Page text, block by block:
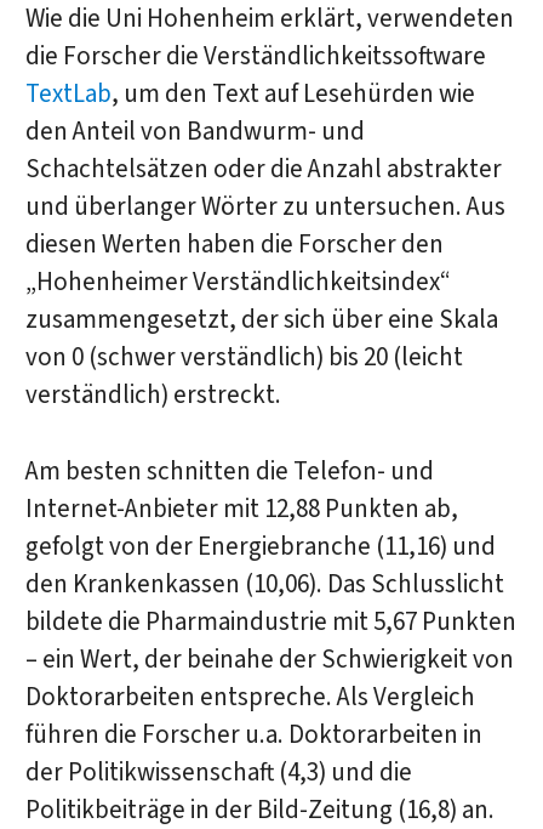
Wie die Uni Hohenheim erklärt, verwendeten
die Forscher die Verständlichkeitssoftware
TextLab, um den Text auf Lesehürden wie
den Anteil von Bandwurm- und
Schachtelsätzen oder die Anzahl abstrakter
und überlanger Wörter zu untersuchen. Aus
diesen Werten haben die Forscher den
„Hohenheimer Verständlichkeitsindex“
zusammengesetzt, der sich über eine Skala
von 0 (schwer verständlich) bis 20 (leicht
verständlich) erstreckt.
Am besten schnitten die Telefon- und
Internet-Anbieter mit 12,88 Punkten ab,
gefolgt von der Energiebranche (11,16) und
den Krankenkassen (10,06). Das Schlusslicht
bildete die Pharmaindustrie mit 5,67 Punkten
– ein Wert, der beinahe der Schwierigkeit von
Doktorarbeiten entspreche. Als Vergleich
führen die Forscher u.a. Doktorarbeiten in
der Politikwissenschaft (4,3) und die
Politikbeiträge in der Bild-Zeitung (16,8) an.